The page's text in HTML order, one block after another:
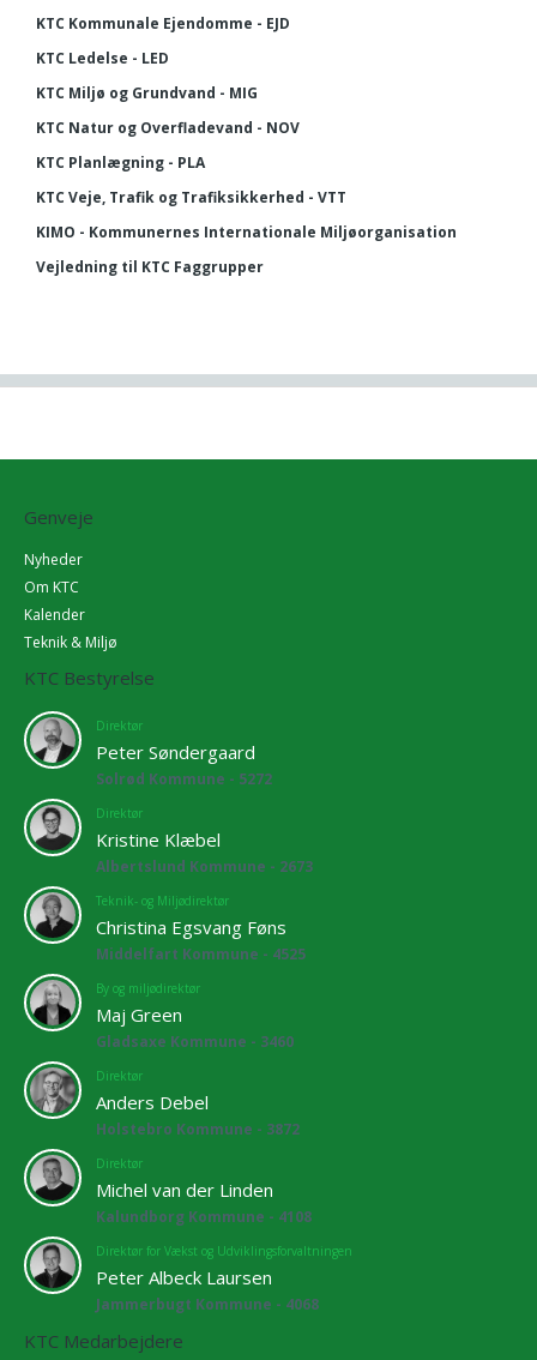
KTC Kommunale Ejendomme - EJD
KTC Ledelse - LED
KTC Miljø og Grundvand - MIG
KTC Natur og Overfladevand - NOV
KTC Planlægning - PLA
KTC Veje, Trafik og Trafiksikkerhed - VTT
KIMO - Kommunernes Internationale Miljøorganisation
Vejledning til KTC Faggrupper
Genveje
Nyheder
Om KTC
Kalender
Teknik & Miljø
KTC Bestyrelse
Direktør
Peter Søndergaard
Solrød Kommune - 5272
Direktør
Kristine Klæbel
Albertslund Kommune - 2673
Teknik- og Miljødirektør
Christina Egsvang Føns
Middelfart Kommune - 4525
By og miljødirektør
Maj Green
Gladsaxe Kommune - 3460
Direktør
Anders Debel
Holstebro Kommune - 3872
Direktør
Michel van der Linden
Kalundborg Kommune - 4108
Direktør for Vækst og Udviklingsforvaltningen
Peter Albeck Laursen
Jammerbugt Kommune - 4068
KTC Medarbejdere